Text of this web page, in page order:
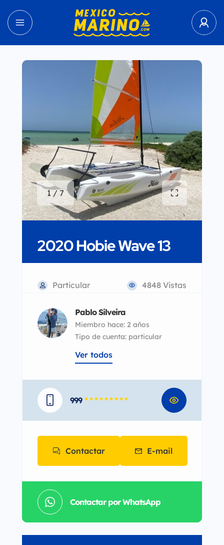
1 / 7
2020 Hobie Wave 13
Particular 4848 Vistas
Pablo Silveira
Miembro hace: 2 años
tipo de cuenta: particular
Ver todos
999 * * * * * * * * *
Contactar E-mail
Contactar por WhatsApp